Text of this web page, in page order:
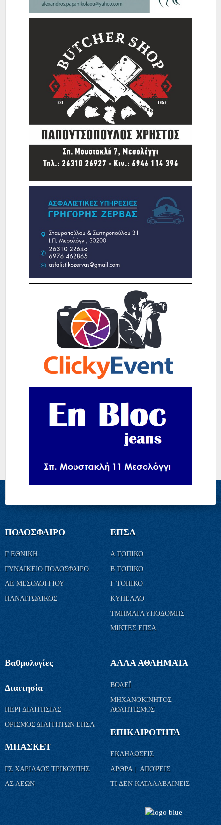
ΠΟΔΟΣΦΑΙΡΟ
Γ ΕΘΝΙΚΗ
ΓΥΝΑΙΚΕΙΟ ΠΟΔΟΣΦΑΙΡΟ
ΑΕ ΜΕΣΟΛΟΓΓΙΟΥ
ΠΑΝΑΙΤΩΛΙΚΟΣ
ΕΠΣΑ
Α ΤΟΠΙΚΟ
Β ΤΟΠΙΚΟ
Γ ΤΟΠΙΚΟ
ΚΥΠΕΛΛΟ
ΤΜΗΜΑΤΑ ΥΠΟΔΟΜΗΣ
ΜΙΚΤΕΣ ΕΠΣΑ
Βαθμολογίες
Διαιτησία
ΠΕΡΙ ΔΙΑΙΤΗΣΙΑΣ
ΟΡΙΣΜΟΣ ΔΙΑΙΤΗΤΩΝ ΕΠΣΑ
ΜΠΑΣΚΕΤ
ΓΣ ΧΑΡΙΛΑΟΣ ΤΡΙΚΟΥΠΗΣ
ΑΣ ΛΕΩΝ
ΑΛΛΑ ΑΘΛΗΜΑΤΑ
ΒΟΛΕΪ
ΜΗΧΑΝΟΚΙΝΗΤΟΣ
ΑΘΛΗΤΙΣΜΟΣ
ΕΠΙΚΑΙΡΟΤΗΤΑ
ΕΚΔΗΛΩΣΕΙΣ
ΑΡΘΡΑ | ΑΠΟΨΕΙΣ
ΤΙ ΔΕΝ ΚΑΤΑΛΑΒΑΙΝΕΙΣ